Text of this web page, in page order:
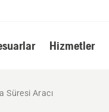
Hizmetler
Süresi Aracı